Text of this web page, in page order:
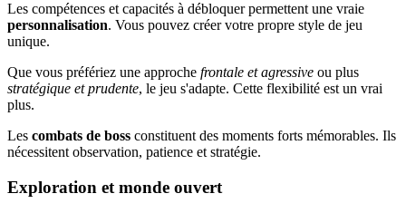
Les compétences et capacités à débloquer permettent une vraie
personnalisation. Vous pouvez créer votre propre style de jeu
unique.
Que vous préfériez une approche frontale et agressive ou plus
stratégique et prudente, le jeu s'adapte. Cette flexibilité est un vrai
plus.
Les combats de boss constituent des moments forts mémorables. Ils
nécessitent observation, patience et stratégie.
Exploration et monde ouvert